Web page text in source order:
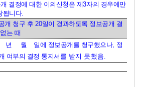
개 결정에 대한 이의신청은 제3자의 경우에만
됩니다.
개 청구 후 20일이 경과하도록 정보공개 결
는 때
년     월    일에 정보공개를 청구했으나, 정
여부의 결정 통지서를 받지 못했음.